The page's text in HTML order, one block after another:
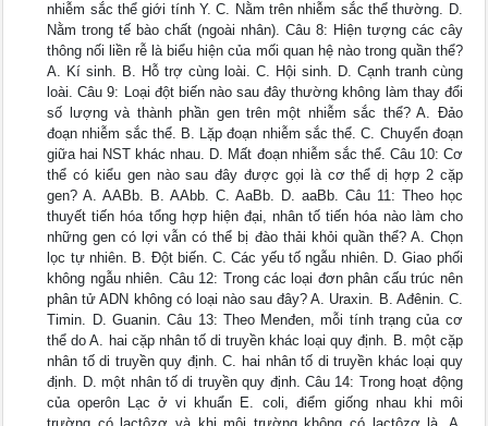
nhiễm sắc thể giới tính Y. C. Nằm trên nhiễm sắc thể thường. D.
Nằm trong tế bào chất (ngoài nhân). Câu 8: Hiện tượng các cây
thông nối liền rễ là biểu hiện của mối quan hệ nào trong quần thể?
A. Kí sinh. B. Hỗ trợ cùng loài. C. Hội sinh. D. Cạnh tranh cùng
loài. Câu 9: Loại đột biến nào sau đây thường không làm thay đổi
số lượng và thành phần gen trên một nhiễm sắc thể? A. Đảo
đoạn nhiễm sắc thể. B. Lặp đoạn nhiễm sắc thể. C. Chuyển đoạn
giữa hai NST khác nhau. D. Mất đoạn nhiễm sắc thể. Câu 10: Cơ
thể có kiểu gen nào sau đây được gọi là cơ thể dị hợp 2 cặp
gen? A. AABb. B. AAbb. C. AaBb. D. aaBb. Câu 11: Theo học
thuyết tiến hóa tổng hợp hiện đại, nhân tố tiến hóa nào làm cho
những gen có lợi vẫn có thể bị đào thải khỏi quần thể? A. Chọn
lọc tự nhiên. B. Đột biến. C. Các yếu tố ngẫu nhiên. D. Giao phối
không ngẫu nhiên. Câu 12: Trong các loại đơn phân cấu trúc nên
phân tử ADN không có loại nào sau đây? A. Uraxin. B. Ađênin. C.
Timin. D. Guanin. Câu 13: Theo Menđen, mỗi tính trạng của cơ
thể do A. hai cặp nhân tố di truyền khác loại quy định. B. một cặp
nhân tố di truyền quy định. C. hai nhân tố di truyền khác loại quy
định. D. một nhân tố di truyền quy định. Câu 14: Trong hoạt động
của operôn Lạc ở vi khuẩn E. coli, điểm giống nhau khi môi